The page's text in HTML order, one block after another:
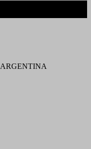
ARGENTINA